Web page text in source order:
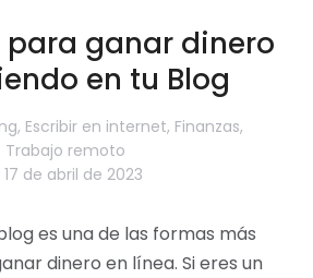
para ganar dinero
en tu Blog
, Escribir en internet, Finanzas,
Trabajo remoto
17 de abril de 2023
es una de las formas más
dinero en línea. Si eres un